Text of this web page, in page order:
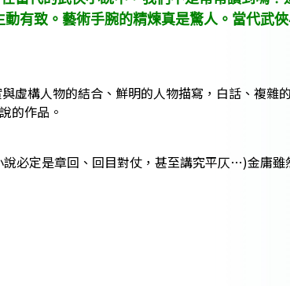
有致。藝術手腕的精煉真是驚人。當代武俠
構人物的結合、鮮明的人物描寫，白話、複雜
的作品。
必定是章回、回目對仗，甚至講究平仄…)金庸雖